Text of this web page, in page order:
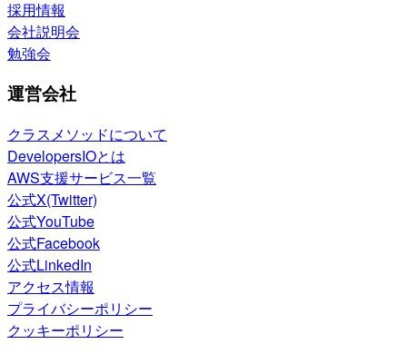
採用情報
会社説明会
勉強会
運営会社
クラスメソッドについて
DevelopersIOとは
AWS支援サービス一覧
公式X(Twitter)
公式YouTube
公式Facebook
公式LinkedIn
アクセス情報
プライバシーポリシー
クッキーポリシー